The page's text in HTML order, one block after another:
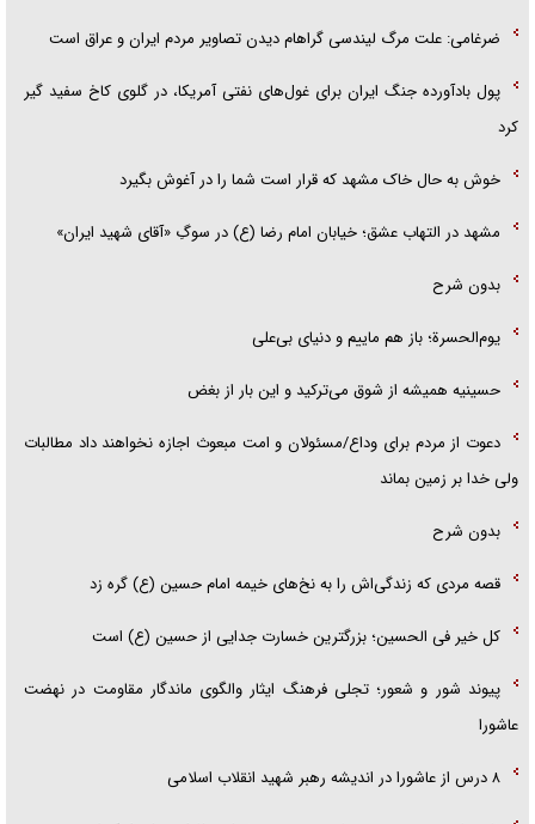
ضرغامی: علت مرگ لیندسی گراهام دیدن تصاویر مردم ایران و عراق است
پول بادآورده جنگ ایران برای غول‌های نفتی آمریکا، در گلوی کاخ سفید گیر
کرد
خوش به حال خاک مشهد که قرار است شما را در آغوش بگیرد
مشهد در التهاب عشق؛ خیابان امام رضا (ع) در سوگِ «آقای شهید ایران»
بدون شرح
یوم‌الحسرة؛ باز هم ماییم و دنیای بی‌علی
حسینیه همیشه از شوق می‌ترکید و این بار از بغض
دعوت از مردم برای وداع/مسئولان و امت مبعوث اجازه نخواهند داد مطالبات
ولی خدا بر زمین بماند
بدون شرح
قصه مردی که زندگی‌اش را به نخ‌های خیمه امام حسین (ع) گره زد
کل خیر فی الحسین؛ بزرگترین خسارت جدایی از حسین (ع) است
پیوند شور و شعور؛ تجلی فرهنگ ایثار والگوی ماندگار مقاومت در نهضت
عاشورا
۸ درس از عاشورا در اندیشه رهبر شهید انقلاب اسلامی